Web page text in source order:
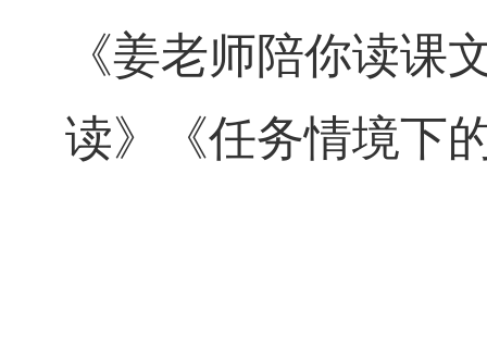
《姜老师陪你读课
读》《任务情境下